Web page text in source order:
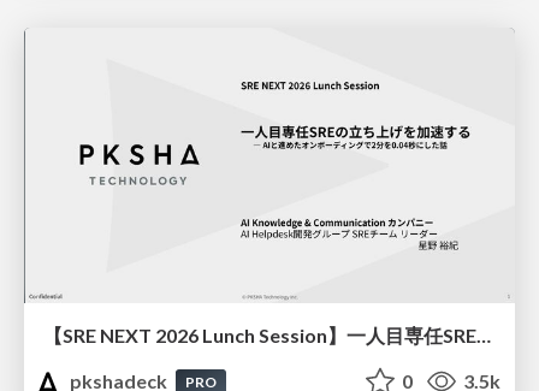
【SRE NEXT 2026 Lunch Session】一人目専任SREの立ち上げを加速する ― AIと進めたオンボーディングで2分を0.04秒にした話
pkshadeck
PRO 0 3.5k